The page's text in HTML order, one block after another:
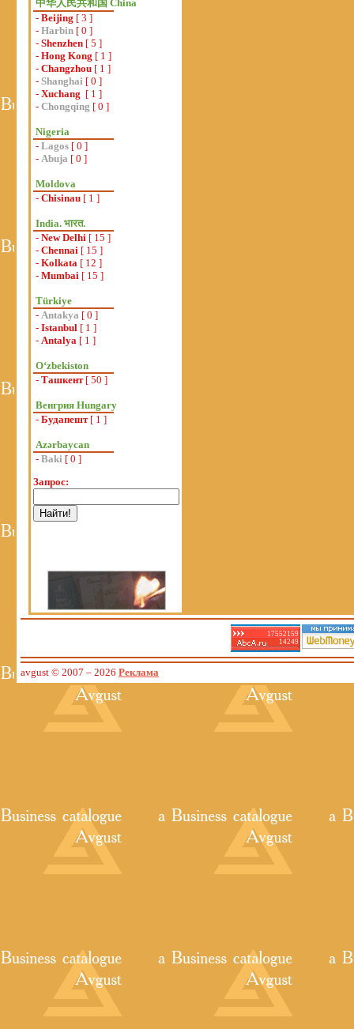
中华人民共和国 China
- Beijing [ 3 ]
- Harbin [ 0 ]
- Shenzhen [ 5 ]
- Hong Kong [ 1 ]
- Changzhou [ 1 ]
- Shanghai [ 0 ]
- Xuchang [ 1 ]
- Chongqing [ 0 ]
Nigeria
- Lagos [ 0 ]
- Abuja [ 0 ]
Moldova
- Chisinau [ 1 ]
India. भारत.
- New Delhi [ 15 ]
- Chennai [ 15 ]
- Kolkata [ 12 ]
- Mumbai [ 15 ]
Türkiye
- Antakya [ 0 ]
- Istanbul [ 1 ]
- Antalya [ 1 ]
Oʻzbekiston
- Ташкент[ 50 ]
Венгрия Hungary
- Будапешт[ 1 ]
Azərbaycan
- Baki [ 0 ]
Запрос:
17552159
14249
avgust © 2007 – 2026 Реклама